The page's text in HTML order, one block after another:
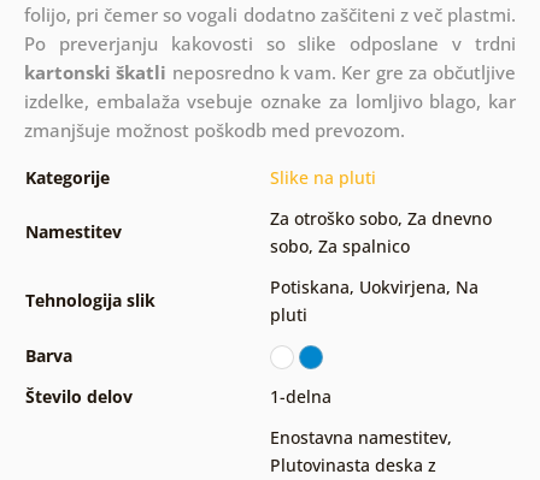
folijo, pri čemer so vogali dodatno zaščiteni z več plastmi.
Po preverjanju kakovosti so slike odposlane v trdni
kartonski škatli neposredno k vam. Ker gre za občutljive
izdelke, embalaža vsebuje oznake za lomljivo blago, kar
zmanjšuje možnost poškodb med prevozom.
Kategorije Slike na pluti
Namestitev
Za otroško sobo, Za dnevno
sobo, Za spalnico
Tehnologija slik
Potiskana, Uokvirjena, Na
pluti
Barva
Število delov
1-delna
Enostavna namestitev,
Plutovinasta deska z